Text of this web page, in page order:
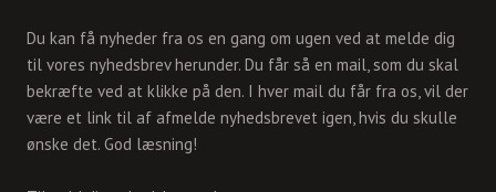
Du kan få nyheder fra os en gang om ugen ved at melde dig
til vores nyhedsbrev herunder. Du får så en mail, som du skal
bekræfte ved at klikke på den. I hver mail du får fra os, vil der
være et link til af afmelde nyhedsbrevet igen, hvis du skulle
ønske det. God læsning!